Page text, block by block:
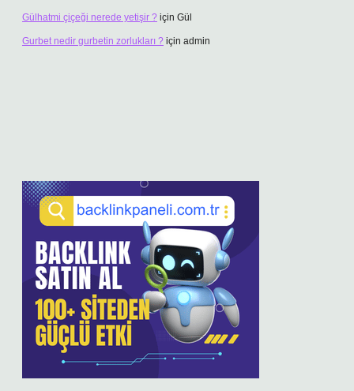
Gülhatmi çiçeği nerede yetişir ? için Gül
Gurbet nedir gurbetin zorlukları ? için admin